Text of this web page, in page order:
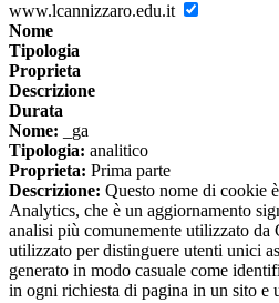
www.lcannizzaro.edu.it
Nome
Tipologia
Proprieta
Descrizione
Durata
Nome: _ga
Tipologia: analitico
Proprieta: Prima parte
Descrizione: Questo nome di cookie
Analytics, che è un aggiornamento
analisi più comunemente utilizzato
utilizzato per distinguere utenti unici
generato in modo casuale come
in ogni richiesta di pagina in un sito e